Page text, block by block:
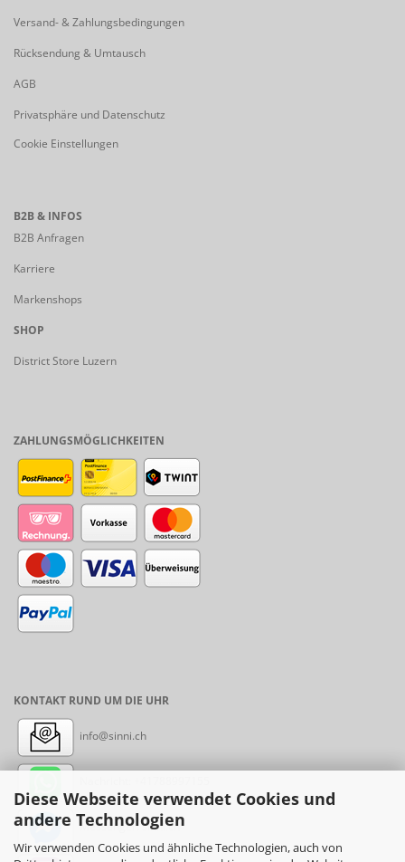
Diese Webseite verwendet Cookies und
andere Technologien
Wir verwenden Cookies und ähnliche Technologien, auch von
Versand- & Zahlungsbedingungen
Rücksendung & Umtausch
AGB
Privatsphäre und Datenschutz
Cookie Einstellungen
B2B & INFOS
B2B Anfragen
Karriere
Markenshops
SHOP
District Store Luzern
ZAHLUNGSMÖGLICHKEITEN
KONTAKT RUND UM DIE UHR
info@sinni.ch
Messenger: sinni.ch